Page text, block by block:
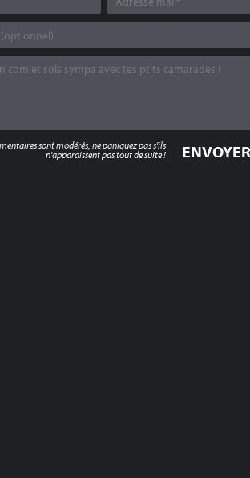
sont modérés, ne paniquez pas s'ils
n'apparaissent pas tout de suite !